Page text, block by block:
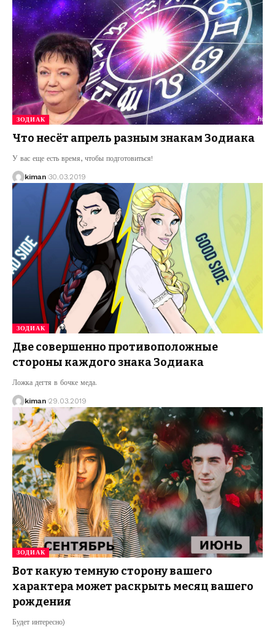
ЗОДИАК
Что несёт апрель разным знакам Зодиака
У вас еще есть время, чтобы подготовиться!
kiman 30.03.2019
ЗОДИАК
Две совершенно противоположные
стороны каждого знака Зодиака
Ложка дегтя в бочке меда.
kiman 29.03.2019
ЗОДИАК
Вот какую темную сторону вашего
характера может раскрыть месяц вашего
рождения
Будет интересно)